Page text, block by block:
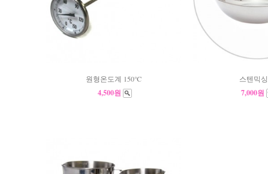
원형온도계 150℃
4,500원
스텐믹
7,000원